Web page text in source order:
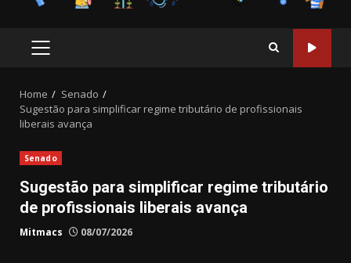
PRIMARY
Home
Senado
Sugestão para simplificar regime tributário de profissionais
liberais avança
Senado
Sugestão para simplificar regime tributário
de profissionais liberais avança
Mitmacs 08/07/2026